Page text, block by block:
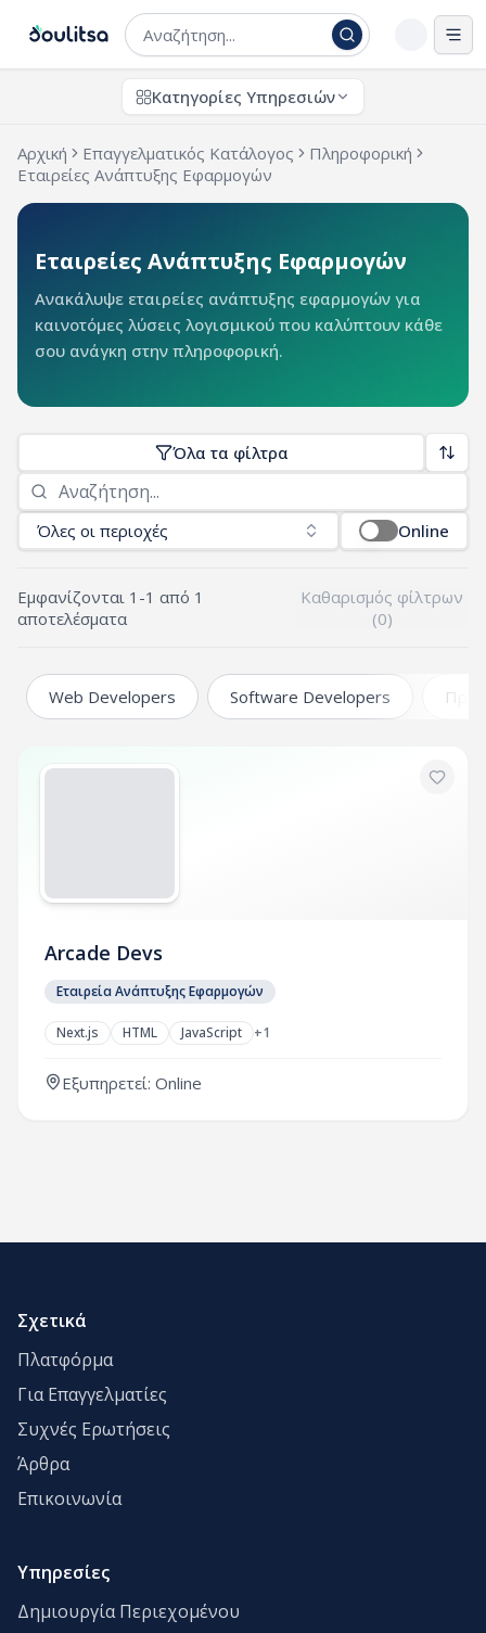
Κατηγορίες Υπηρεσιών
Αρχική Επαγγελματικός Κατάλογος
Πληροφορική
Εταιρείες Ανάπτυξης Εφαρμογών
Εταιρείες Ανάπτυξης Εφαρμογών
Ανακάλυψε εταιρείες ανάπτυξης εφαρμογών για
καινοτόμες λύσεις λογισμικού που καλύπτουν κάθε
σου ανάγκη στην πληροφορική.
Όλα τα φίλτρα
Όλες οι περιοχές Online
Εμφανίζονται 1 -1 από 1
αποτελέσματα
Καθαρισμός φίλτρων
(0)
Web Developers Software Developers
Arcade Devs
Εταιρεία Ανάπτυξης Εφαρμογών
Next.js HTML JavaScript +1
Εξυπηρετεί: Online
Σχετικά
Πλατφόρμα
Για Επαγγελματίες
Συχνές Ερωτήσεις
Άρθρα
Επικοινωνία
Υπηρεσίες
Δημιουργία Περιεχομένου